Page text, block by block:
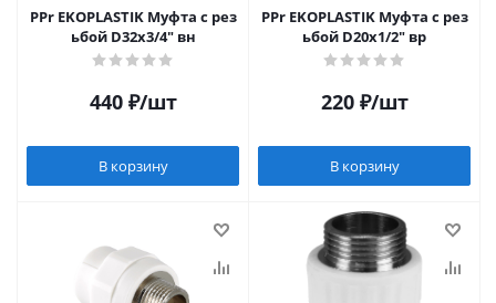
PPr EKOPLASTIK Муфта с рез
ьбой D32х3/4" вн
440₽/шт
В корзину
PPr EKOPLASTIK Муфта с рез
ьбой D20х1/2" вр
220₽/шт
В корзину